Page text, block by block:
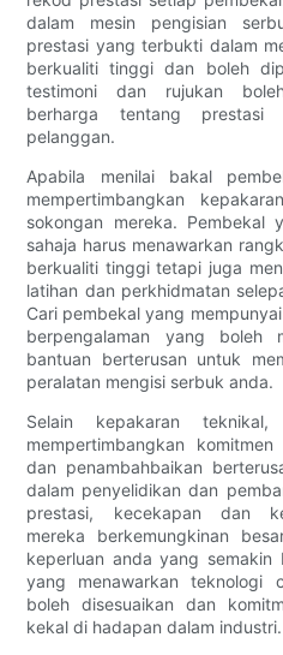
dalam mesin pengisian
prestasi yang terbukti dalam
berkualiti tinggi dan boleh
testimoni dan rujukan
berharga tentang prestasi
pelanggan.
Apabila menilai bakal
mempertimbangkan
sokongan mereka. Pembekal
sahaja harus menawarkan
berkualiti tinggi tetapi juga
latihan dan perkhidmatan
Cari pembekal yang
berpengalaman yang boleh
bantuan berterusan untuk
peralatan mengisi serbuk anda.
Selain kepakaran
mempertimbangkan
dan penambahbaikan
dalam penyelidikan dan
prestasi, kecekapan dan
mereka berkemungkinan
keperluan anda yang semakin
yang menawarkan teknologi
boleh disesuaikan dan
kekal di hadapan dalam industri.